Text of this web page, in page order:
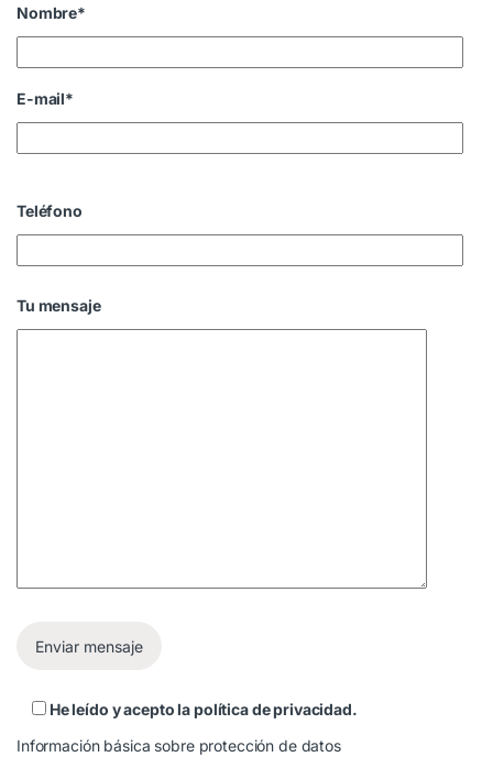
Nombre*
E-mail*
Teléfono
Tu mensaje
He leído y acepto lapolítica de privacidad.
Información básica sobre protección de datos